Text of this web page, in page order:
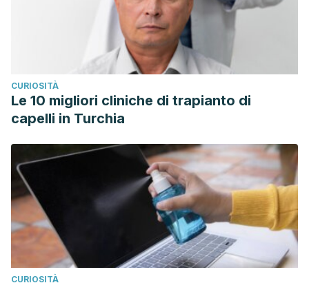
CURIOSITÀ
Le 10 migliori cliniche di trapianto di
capelli in Turchia
CURIOSITÀ